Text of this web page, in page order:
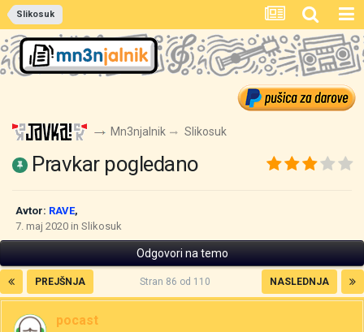
Slikosuk
Mn3njalnik Slikosuk
Pravkar pogledano
Avtor: RAVE,
7. maj 2020 in Slikosuk
Odgovori na temo
PREJŠNJA NASLEDNJA
Stran 86 od 110
pocast